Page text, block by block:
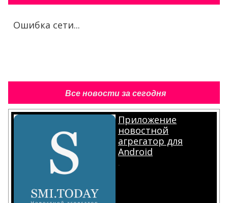
Ошибка сети...
Все новости за сегодня
Приложение
новостной
агрегатор для
Android
.